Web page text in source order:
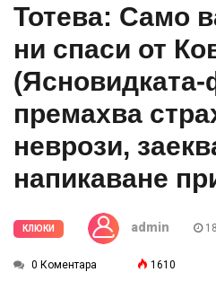
Тотева: Само
ни спаси от
премахва
неврози,
напикаване
КЛЮКИ admin
0 Коментара 1610